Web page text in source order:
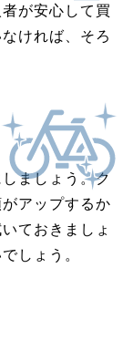
が安心して買
ければ、そろ
ましょう。ク
アップするか
ておきましょ
しょう。